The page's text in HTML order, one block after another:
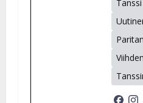
Tanssi